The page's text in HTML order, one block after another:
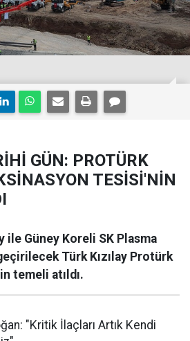
GÜN: PROTÜRK
TESİSİ'NİN
ile Güney Koreli SK Plasma
Türk Kızılay Protürk
temeli atıldı.
"Kritik İlaçları Artık Kendi